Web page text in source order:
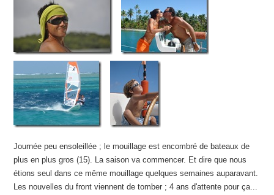
Journée peu ensoleillée ; le mouillage est encombré de bateaux de
plus en plus gros (15). La saison va commencer. Et dire que nous
étions seul dans ce même mouillage quelques semaines auparavant.
Les nouvelles du front viennent de tomber ; 4 ans d'attente pour ça...